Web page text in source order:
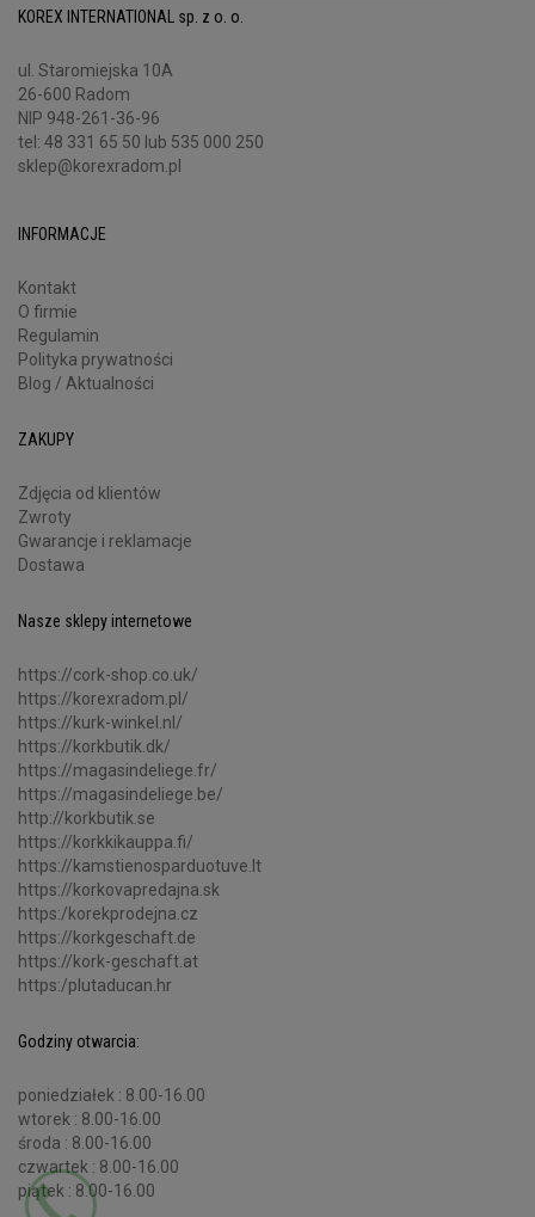
KOREX INTERNATIONAL sp. z o. o.
ul. Staromiejska 10A
26-600 Radom
NIP 948-261-36-96
tel: 48 331 65 50 lub 535 000 250
sklep@korexradom.pl
INFORMACJE
Kontakt
O firmie
Regulamin
Polityka prywatności
Blog / Aktualności
ZAKUPY
Zdjęcia od klientów
Zwroty
Gwarancje i reklamacje
Dostawa
Nasze sklepy internetowe
https://cork-shop.co.uk/
https://korexradom.pl/
https://kurk-winkel.nl/
https://korkbutik.dk/
https://magasindeliege.fr/
https://magasindeliege.be/
http://korkbutik.se
https://korkkikauppa.fi/
https://kamstienosparduotuve.lt
https://korkovapredajna.sk
https:/korekprodejna.cz
https://korkgeschaft.de
https://kork-geschaft.at
https:/plutaducan.hr
Godziny otwarcia:
poniedziałek : 8.00-16.00
wtorek : 8.00-16.00
środa : 8.00-16.00
czwartek : 8.00-16.00
piątek : 8.00-16.00